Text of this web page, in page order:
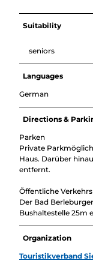
Suitability
seniors
Languages
German
Directions &
Parken
Private
Haus. Darüber
entfernt.
Öffentliche
Der Bad
Bushaltestelle 25m
Organization
Touristikverband